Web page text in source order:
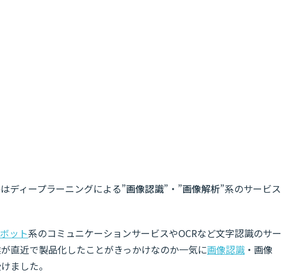
ディープラーニングによる”画像認識”・”画像解析”系のサービス
ット系のコミュニケーションサービスやOCRなど文字認識のサー
直近で製品化したことがきっかけなのか一気に画像認識 ・画像
ました。